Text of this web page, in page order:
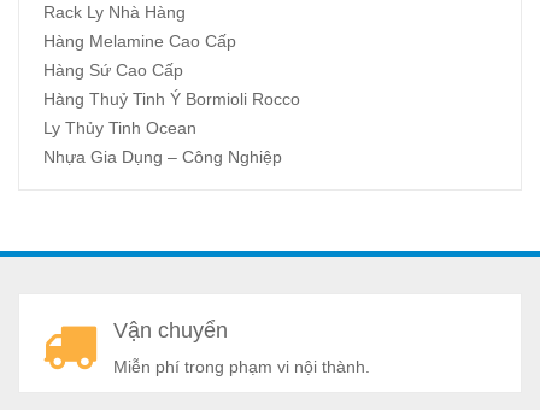
Rack Ly Nhà Hàng
Hàng Melamine Cao Cấp
Hàng Sứ Cao Cấp
Hàng Thuỷ Tinh Ý Bormioli Rocco
Ly Thủy Tinh Ocean
Nhựa Gia Dụng – Công Nghiệp
Vận chuyển
Miễn phí trong phạm vi nội thành.